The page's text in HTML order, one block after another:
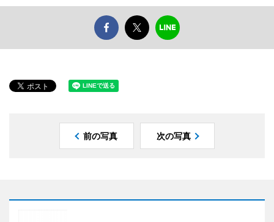
前の写真 次の写真